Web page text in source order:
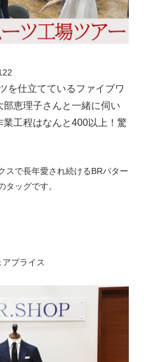
を仕立てているファイブワ
恵理子さんと一緒に伺い
業工程はなんと400以上！驚
スで長年愛され続けるBRパター
タッグです。
プライス